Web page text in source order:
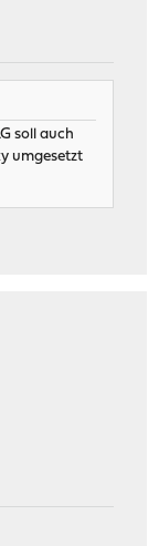
soll auch
umgesetzt